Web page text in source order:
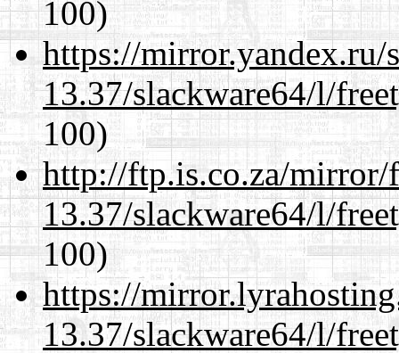
100)
https://mirror.yandex.ru/
13.37/slackware64/l/
100)
http://ftp.is.co.za/mirror/
13.37/slackware64/l/
100)
https://
13.37/slackware64/l/